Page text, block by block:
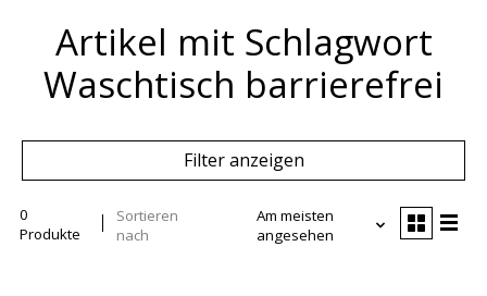
Artikel mit Schlagwort
Waschtisch barrierefrei
Filter anzeigen
0
Produkte
Sortieren
nach
Am meisten
angesehen